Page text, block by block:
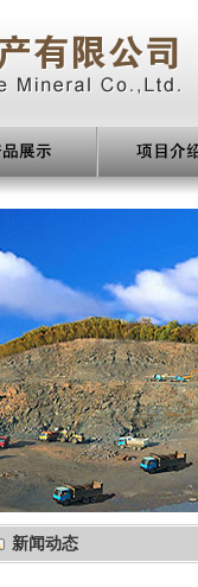
新闻动态